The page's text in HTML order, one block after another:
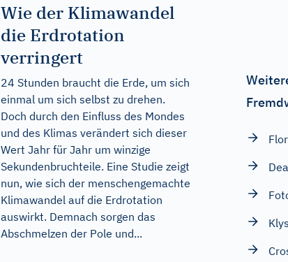
Wie der Klimawandel
die Erdrotation
verringert
24 Stunden braucht die Erde, um sich
einmal um sich selbst zu drehen.
Doch durch den Einfluss des Mondes
und des Klimas verändert sich dieser
Wert Jahr für Jahr um winzige
Sekundenbruchteile. Eine Studie zeigt
nun, wie sich der menschengemachte
Klimawandel auf die Erdrotation
auswirkt. Demnach sorgen das
Abschmelzen der Pole und...